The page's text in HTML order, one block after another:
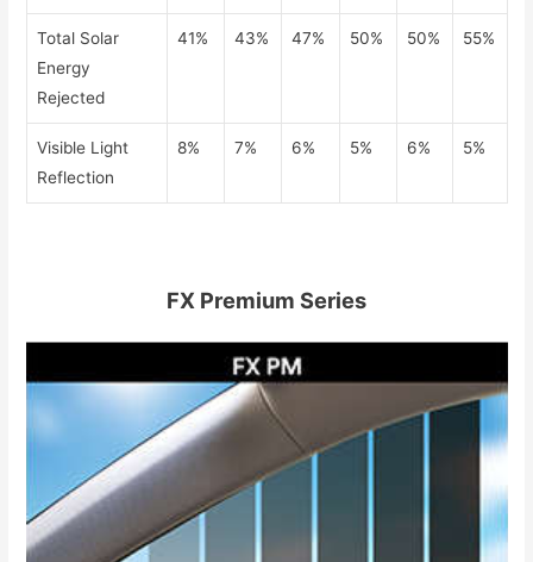
Total Solar
Energy
Rejected
41% 43% 47% 50% 50% 55%
Visible Light
Reflection
8% 7% 6% 5% 6% 5%
FX Premium Series